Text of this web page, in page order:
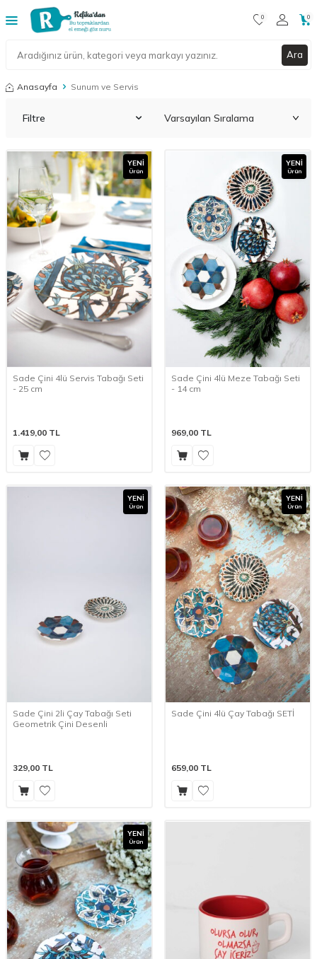
Ara
0 0
Anasayfa Sunum ve Servis
Filtre
YENI
Ürün
Sade Çini 4lü Servis Tabağı Seti
- 25 cm
1.419,00 TL
YENI
Ürün
Sade Çini 4lü Meze Tabağı Seti
- 14 cm
969,00 TL
YENI
Ürün
Sade Çini 2li Çay Tabağı Seti
Geometrik Çini Desenli
329,00 TL
YENI
Ürün
Sade Çini 4lü Çay Tabağı SETİ
659,00 TL
YENI
Ürün